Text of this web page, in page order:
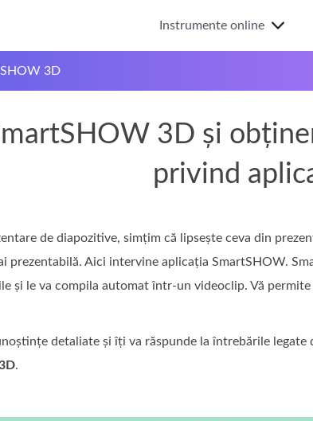
Instrumente online
3D
3D și
privind
de diapozitive, simțim că lipsește ceva din
prezentabilă. Aici intervine aplicația SmartSHOW.
și le va compila automat într-un videoclip. Vă
detaliate și îți va răspunde la întrebările legate
.